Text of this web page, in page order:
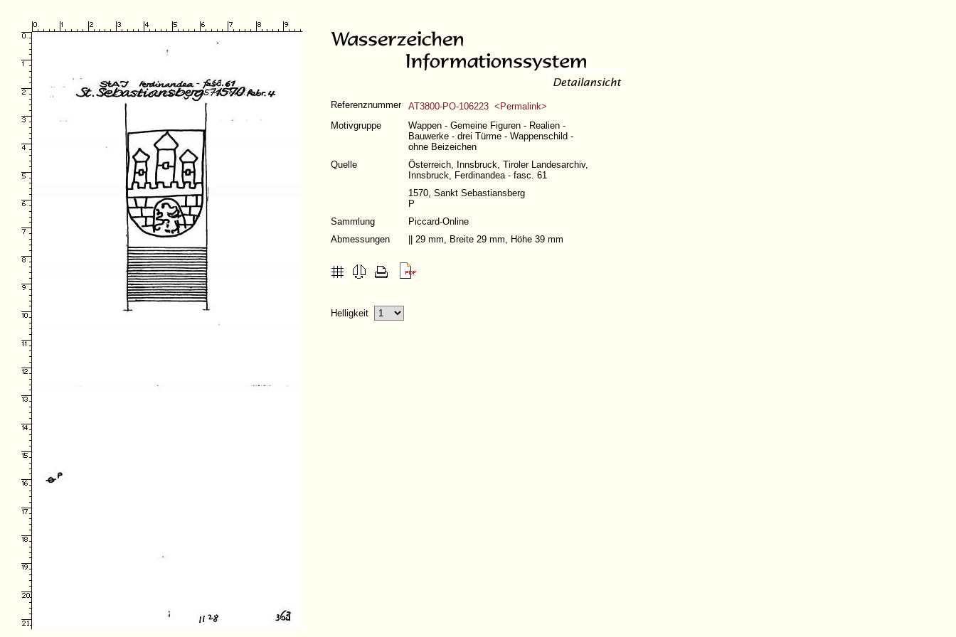
Referenznummer
AT3800-PO-106223 <Permalink>
Motivgruppe
Wappen - Gemeine Figuren - Realien -
Bauwerke - drei Türme - Wappenschild -
ohne Beizeichen
Quelle
Österreich, Innsbruck, Tiroler Landesarchiv,
Innsbruck, Ferdinandea - fasc. 61
1570, Sankt Sebastiansberg
P
Sammlung
Piccard-Online
Abmessungen
|| 29 mm, Breite 29 mm, Höhe 39 mm
Helligkeit